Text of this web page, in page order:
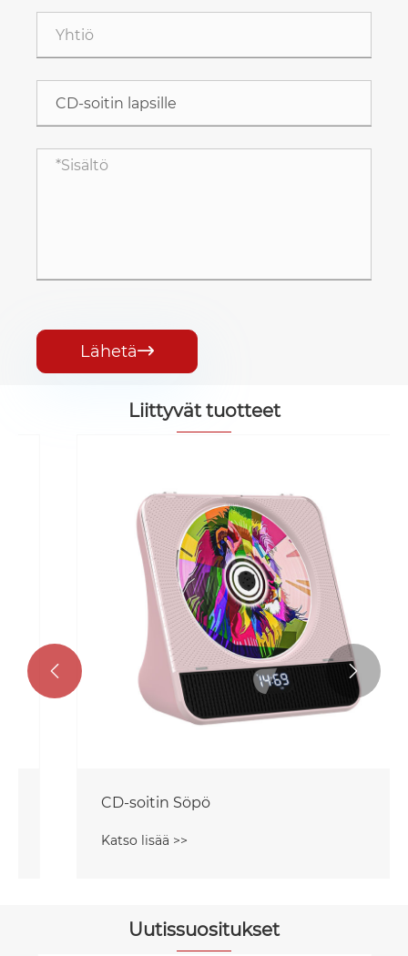
Lähetä
Liittyvät tuotteet
CD-soitin Söpö
Katso lisää >>
 
Uutissuositukset